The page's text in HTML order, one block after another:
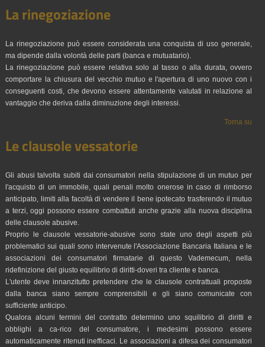
La rinegoziazione
La rinegoziazione può essere considerata una conquista di uso generale,
ma dipende dalla volontà delle parti (banca e mutuatario).
La rinegoziazione può essere relativa solo al tasso o alla durata, ovvero
comportare la chiusura del vecchio mutuo e l'apertura di uno nuovo con i
conseguenti costi, che devono essere attentamente valutati in relazione al
vantaggio che deriva dalla diminuzione degli interessi.
Torna su
Le clausole vessatorie
Gli abusi talvolta subiti dai consumatori nella stipulazione di un mutuo per
l'acquisto di un immobile, quali penali molto onerose in caso di rimborso
anticipato, limiti alla facoltà di vendere il bene ipotecato trasferendo il mutuo
a terzi, oggi possono essere combattuti anche grazie alla nuova disciplina
delle clausole abusive.
Proprio le clausole vessatorie-abusive sono state uno degli aspetti più
problematici sui quali sono intervenute l'Associazione Bancaria Italiana e le
associazioni dei consumatori firmatarie di questo Vademecum, nella
ridefinizione del giusto equilibrio di diritti-doveri tra cliente e banca.
L'utente deve innanzitutto pretendere che le clausole contrattuali proposte
dalla banca siano sempre comprensibili e gli siano comunicate con
sufficiente anticipo.
Qualora alcuni termini del contratto determino uno squilibrio di diritti e
obblighi a ca-rico del consumatore, i medesimi possono essere
automaticamente ritenuti inefficaci. Le associazioni a difesa dei consumatori